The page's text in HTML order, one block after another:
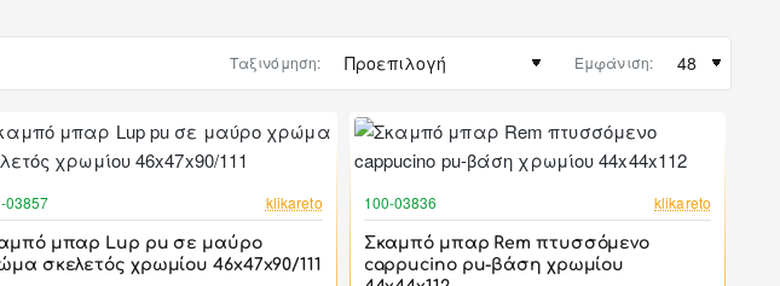
Ταξινόμηση: Εμφάνιση:
03857 klikareto
μπαρ Lup pu σε μαύρο
σκελετός χρωμίου 46x47x90/111
100-03836 klikareto
Σκαμπό μπαρ Rem πτυσσόμενο
cappucino pu-βάση χρωμίου